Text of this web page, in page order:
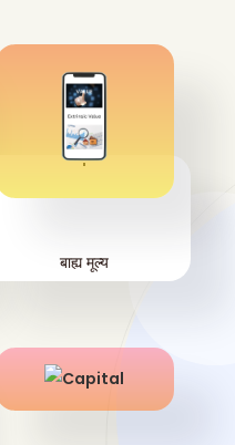
'
बाह्य मूल्य